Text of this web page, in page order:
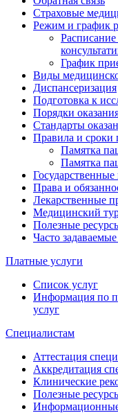
Страховые
Режим и график
График
Виды
Диспансеризация
Подготовка к
Порядки
Стандарты
Правила и сроки
Памятка
Памятка
Права и
Лекарственные
Медицинский
Полезные
Часто
Платные услуги
Список услуг
Информация по
услуг
Специалистам
Аттестация
Аккредитация
Клинические
Полезные